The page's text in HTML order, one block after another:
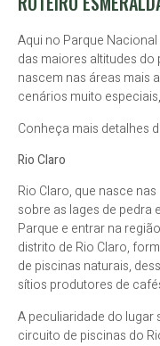
Aqui no Parque
das maiores altitudes do
nascem nas áreas mais
cenários muito
Conheça mais detalhes
Rio Claro
Rio Claro, que nasce
sobre as lages de pedra
Parque e entrar na
distrito de Rio Claro,
de piscinas naturais,
sítios produtores de
A peculiaridade do lugar
circuito de piscinas do